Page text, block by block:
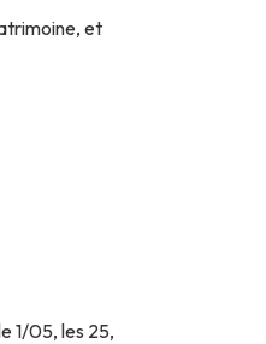
et
1/05, les 25,